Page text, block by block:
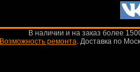
В наличии и на заказ более
Возможность ремонта.Доставка по